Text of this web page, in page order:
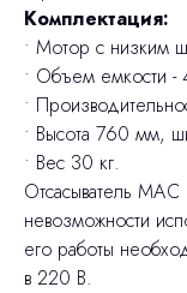
Комплектация:
• Мотор с низким
• Объем емкости -
•
• Высота 760 мм,
• Вес 30 кг.
Отсасыватель
невозможности
его работы
в 220 В.